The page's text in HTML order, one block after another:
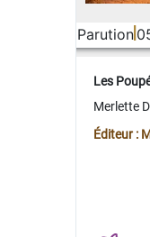
Parution
Les
Merlette
Éditeur :